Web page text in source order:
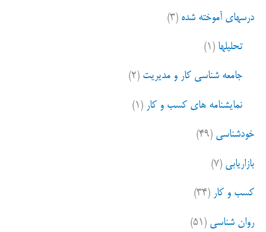
مسائل،میز
بدرسهای آموخته شده (۳)
تحلیلها (۱)
جامعه شناسی کار و مدیریت (۲)
نمایشنامه های کسب و کار (۱)
خودشناسی (۴۹)
بازاریابی (۷)
کسب و کار (۳۴)
روان شناسی (۵۱)